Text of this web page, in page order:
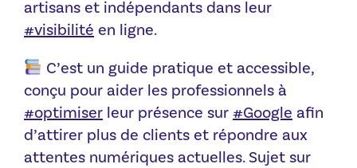
artisans et indépendants dans leur
#visibilité en ligne.
C’est un guide pratique et accessible,
conçu pour aider les professionnels à
#optimiser leur présence sur #Google afin
d’attirer plus de clients et répondre aux
attentes numériques actuelles. Sujet sur